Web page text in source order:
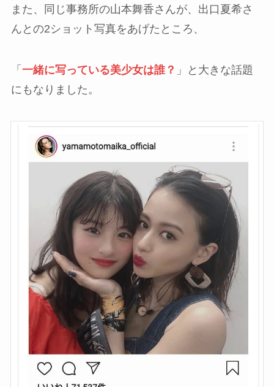
また、同じ事務所の山本舞香さんが、出口夏希さ
んとの2ショット写真をあげたところ、
「 一緒に写っている美少女は誰？ 」と大きな話題
にもなりました。